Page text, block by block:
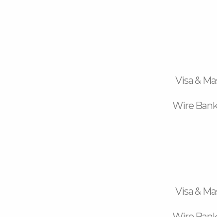
Visa &
Wire
Visa &